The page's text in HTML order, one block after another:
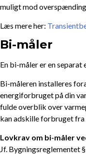
muligt mod overspænding.
Læs mere her:
Bi-måler
En bi-måler er en separat
Bi-måleren installeres
energiforbruget på din
fulde overblik over
kan adskille forbruget
Lovkrav om bi-måler
Jf. Bygningsreglementet